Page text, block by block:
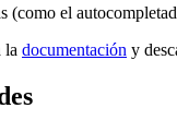
(como el
la documentación y